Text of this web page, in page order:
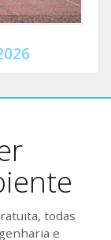
todas
e